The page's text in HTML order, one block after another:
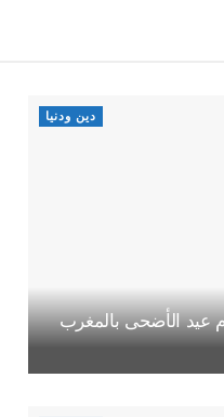
دين ودنيا
عيد الأضحى بالمغرب